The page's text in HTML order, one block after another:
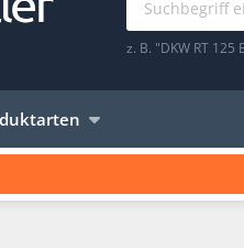
z. B. "DKW RT